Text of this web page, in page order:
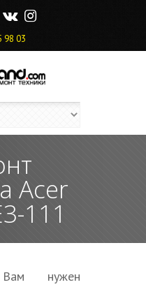
V I
98 03
Acer
111
Вам нужен